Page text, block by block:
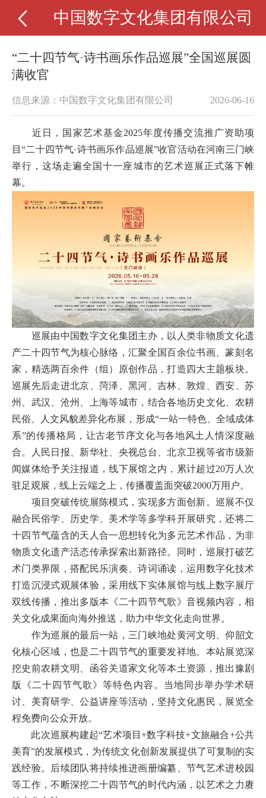
中国数字文化集团有限公司
“二十四节气·诗书画乐作品巡展”全国巡展圆
满收官
信息来源：中国数字文化集团有限公司 2026-06-16
近日，国家艺术基金2025年度传播交流推广资助项
目“二十四节气·诗书画乐作品巡展”收官活动在河南三门峡
举行，这场走遍全国十一座城市的艺术巡展正式落下帷
幕。
巡展由中国数字文化集团主办，以人类非物质文化遗
产二十四节气为核心脉络，汇聚全国百余位书画、篆刻名
家，精选两百余件 （组）原创作品 ，打造四大主题板块。
巡展先后走进北京、菏泽、黑河、吉林、敦煌、西安、苏
州、武汉、沧州、上海等城市，结合各地历史文化、农耕
民俗、人文风貌差异化布展，形成“一站一特色、全域成体
系”的传播格局，让古老节序文化与各地风土人情深度融
合。人民日报、新华社、央视总台、北京卫视等省市级新
闻媒体给予关注报道，线下展馆之内，累计超过20万人次
驻足观展，线上云端之上，传播覆盖面突破2000万用户。
项目突破传统展陈模式，实现多方面创新。巡展不仅
融合民俗学、历史学、美术学等多学科开展研究 ，还将二
十四节气蕴含的天人合一思想转化为多元艺术作品，为非
物质文化遗产活态传承探索出新路径。同时，巡展打破艺
术门类界限，搭配民乐演奏、诗词诵读，运用数字化技术
打造沉浸式观展体验，采用线下实体展馆与线上数字展厅
双线传播，推出多版本《二十四节气歌》音视频内容，相
关文化成果面向海外推送，助力中华文化走向世界。
作为巡展的最后一站，三门峡地处黄河文明、仰韶文
化核心区域，也是二十四节气的重要发祥地。本站展览深
挖史前农耕文明、函谷关道家文化等本土资源，推出豫剧
版《 二十四节气歌》等特色内容。当地同步举办学术研
讨、美育研学、公益讲座等活动，坚持文化惠民，展览全
程免费向公众开放。
此次巡展构建起“艺术项目+数字科技+文旅融合+公共
美育”的发展模式，为传统文化创新发展提供了可复制的实
践经验。后续团队将持续推进画册编纂、节气艺术进校园
等工作，不断深挖二十四节气的时代内涵，以艺术之力赓